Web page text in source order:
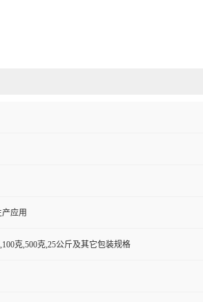
应用
克,500克,25公斤及其它包装规格